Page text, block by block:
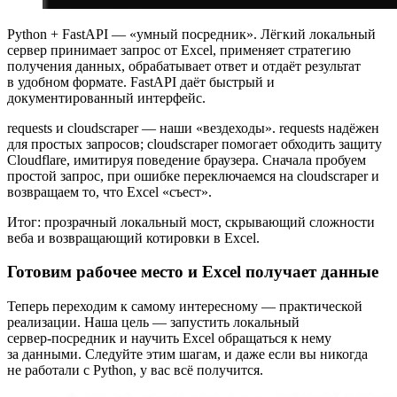
Python + FastAPI — «умный посредник». Лёгкий локальный
сервер принимает запрос от Excel, применяет стратегию
получения данных, обрабатывает ответ и отдаёт результат
в удобном формате. FastAPI даёт быстрый и
документированный интерфейс.
requests и cloudscraper — наши «вездеходы». requests надёжен
для простых запросов; cloudscraper помогает обходить защиту
Cloudflare, имитируя поведение браузера. Сначала пробуем
простой запрос, при ошибке переключаемся на cloudscraper и
возвращаем то, что Excel «съест».
Итог: прозрачный локальный мост, скрывающий сложности
веба и возвращающий котировки в Excel.
Готовим рабочее место и Excel получает данные
Теперь переходим к самому интересному — практической
реализации. Наша цель — запустить локальный
сервер‑посредник и научить Excel обращаться к нему
за данными. Следуйте этим шагам, и даже если вы никогда
не работали с Python, у вас всё получится.